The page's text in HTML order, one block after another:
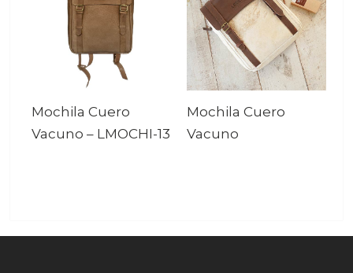
Mochila Cuero
Vacuno – LMOCHI-13
Mochila Cuero
Vacuno